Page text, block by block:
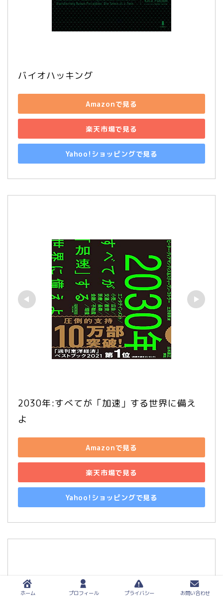
バイオハッキング
Amazonで見る
楽天市場で見る
Yahoo!ショッピングで見る
2030年:すべてが「加速」する世界に備え
よ
Amazonで見る
楽天市場で見る
Yahoo!ショッピングで見る
ホーム プロフィール プライバシー お問い合わせ